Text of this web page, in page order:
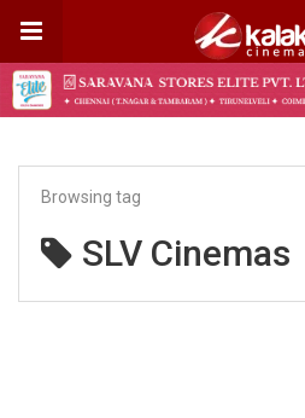
Browsing tag
SLV Cinemas